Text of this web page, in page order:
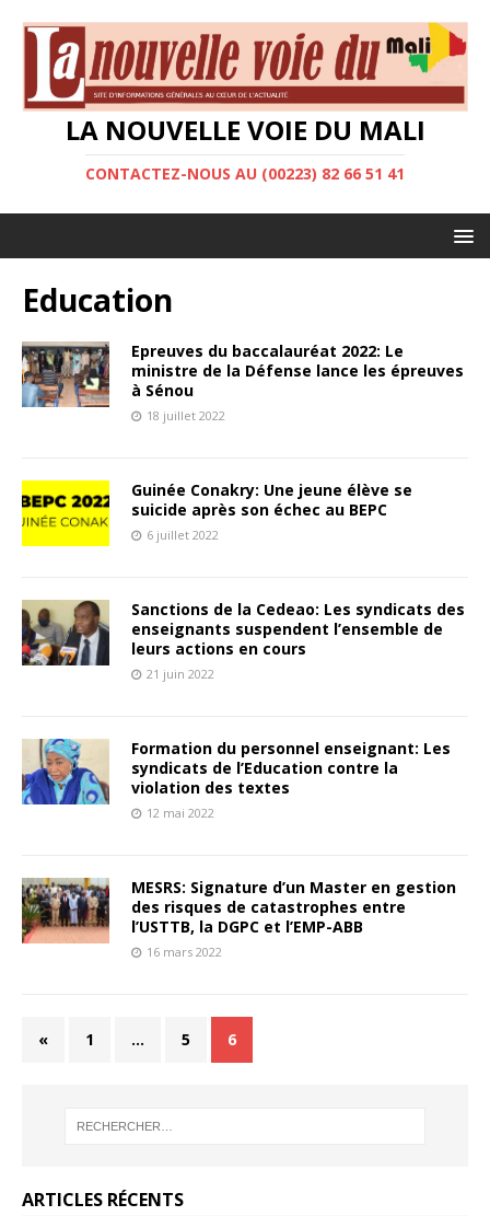
LA NOUVELLE VOIE DU MALI
CONTACTEZ-NOUS AU (00223) 82 66 51 41
Education
Epreuves du baccalauréat 2022: Le
ministre de la Défense lance les épreuves
à Sénou
18 juillet 2022
Guinée Conakry: Une jeune élève se
suicide après son échec au BEPC
6 juillet 2022
Sanctions de la Cedeao: Les syndicats des
enseignants suspendent l’ensemble de
leurs actions en cours
21 juin 2022
Formation du personnel enseignant: Les
syndicats de l’Education contre la
violation des textes
12 mai 2022
MESRS: Signature d’un Master en gestion
des risques de catastrophes entre
l’USTTB, la DGPC et l’EMP-ABB
16 mars 2022
« 1 … 5 6
ARTICLES RÉCENTS